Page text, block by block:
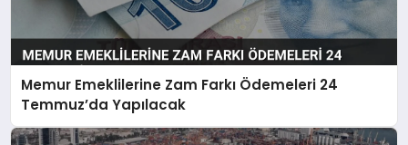
Memur Emeklilerine Zam Farkı Ödemeleri 24
Temmuz’da Yapılacak